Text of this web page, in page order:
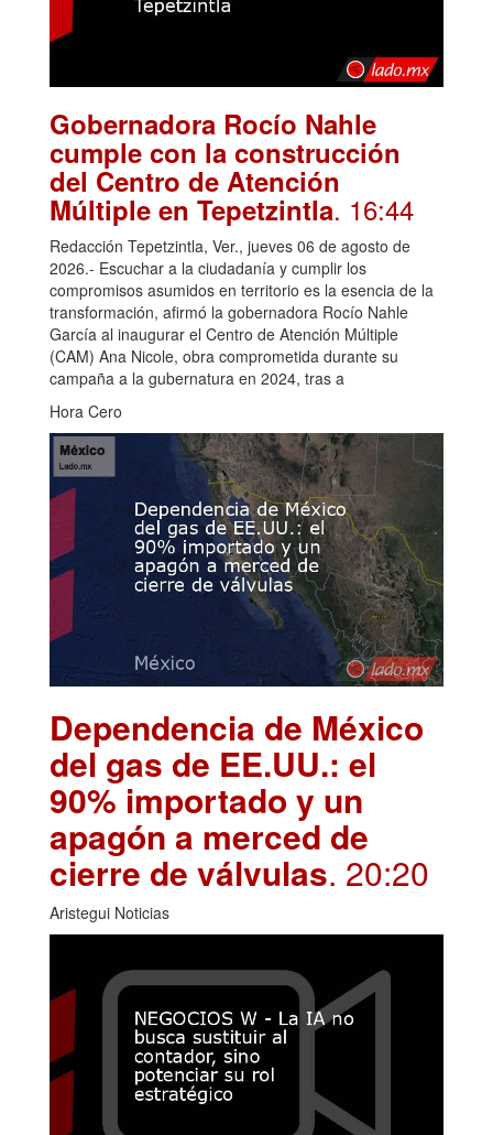
Gobernadora Rocío Nahle
cumple con la construcción
del Centro de Atención
Múltiple en Tepetzintla. 16:44
Redacción Tepetzintla, Ver., jueves 06 de agosto de
2026.- Escuchar a la ciudadanía y cumplir los
compromisos asumidos en territorio es la esencia de la
transformación, afirmó la gobernadora Rocío Nahle
García al inaugurar el Centro de Atención Múltiple
(CAM) Ana Nicole, obra comprometida durante su
campaña a la gubernatura en 2024, tras a
Hora Cero
Dependencia de México
del gas de EE.UU.: el
90% importado y un
apagón a merced de
cierre de válvulas. 20:20
Aristegui Noticias